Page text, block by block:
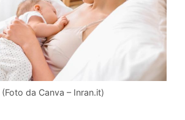
da Canva – Inran.it)